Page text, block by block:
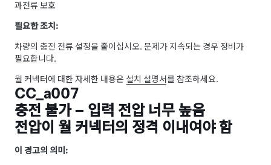
과전류 보호
필요한 조치:
차량의 충전 전류 설정을 줄이십시오. 문제가 지속되는 경우 정비가
필요합니다.
월 커넥터에 대한 자세한 내용은 설치 설명서를 참조하세요.
CC_a007
충전 불가 – 입력 전압 너무 높음
전압이 월 커넥터의 정격 이내여야 함
이 경고의 의미: